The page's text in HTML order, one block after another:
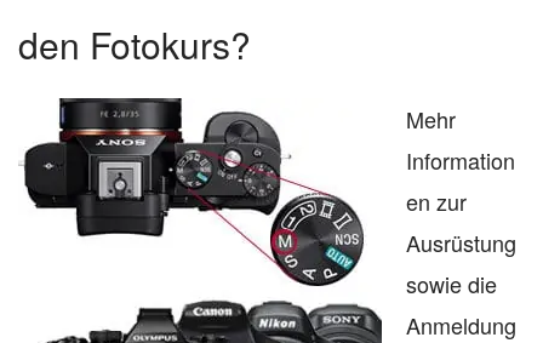
den Fotokurs?
Mehr
Information
en zur
Ausrüstung
sowie die
Anmeldung